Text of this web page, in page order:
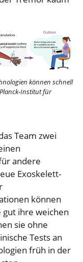
können schnell
Institut für
Team zwei
andere
Exoskelett-
können
ihre weichen
sie ohne
Tests an
früh in der